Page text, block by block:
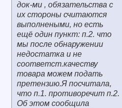
док-ми , обязательства с
их стороны считаются
выполнеными, но есть
ещё один пункт: п.2. что
мы после обнаружении
недостатка и не
соответст.качеству
товара можем подать
претензию.Я посчитала,
что п.1. противоречит п.2.
Об этом сообщила